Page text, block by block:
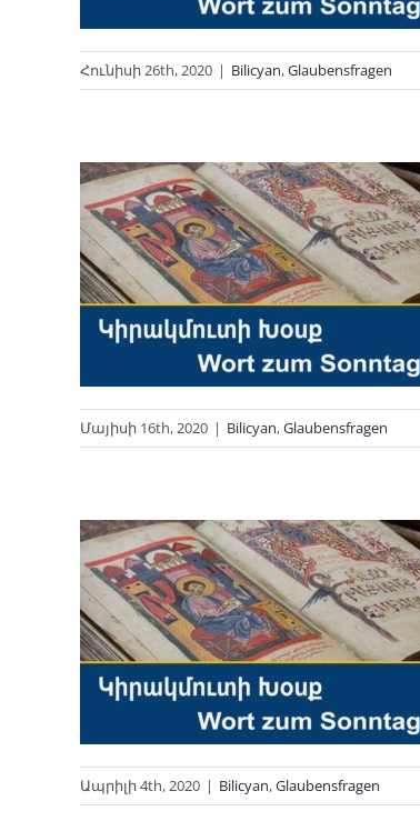
Հունիսի 26th, 2020 | Bilicyan,Glaubensfragen
Մայիսի 16th, 2020 | Bilicyan,Glaubensfragen
Ապրիլի 4th, 2020 | Bilicyan,Glaubensfragen